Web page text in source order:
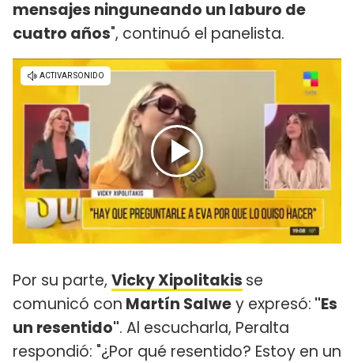
mensajes ninguneando un laburo de
cuatro años", continuó el panelista.
Por su parte, Vicky Xipolitakis se
comunicó con Martín Salwey expresó: "Es
un resentido". Al escucharla, Peralta
respondió: "¿Por qué resentido? Estoy en un